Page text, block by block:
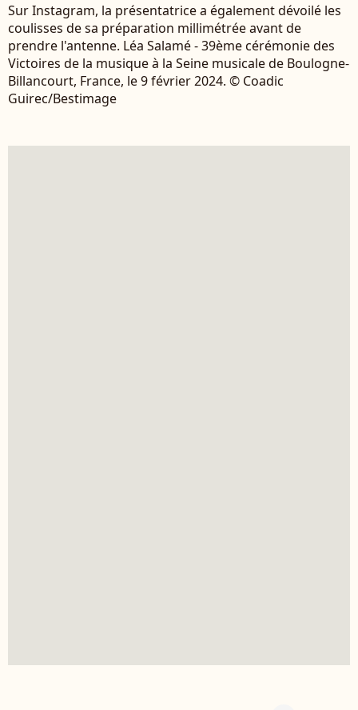
Sur Instagram, la présentatrice a également dévoilé les
coulisses de sa préparation millimétrée avant de
prendre l'antenne. Léa Salamé - 39ème cérémonie des
Victoires de la musique à la Seine musicale de Boulogne-
Billancourt, France, le 9 février 2024. © Coadic
Guirec/Bestimage